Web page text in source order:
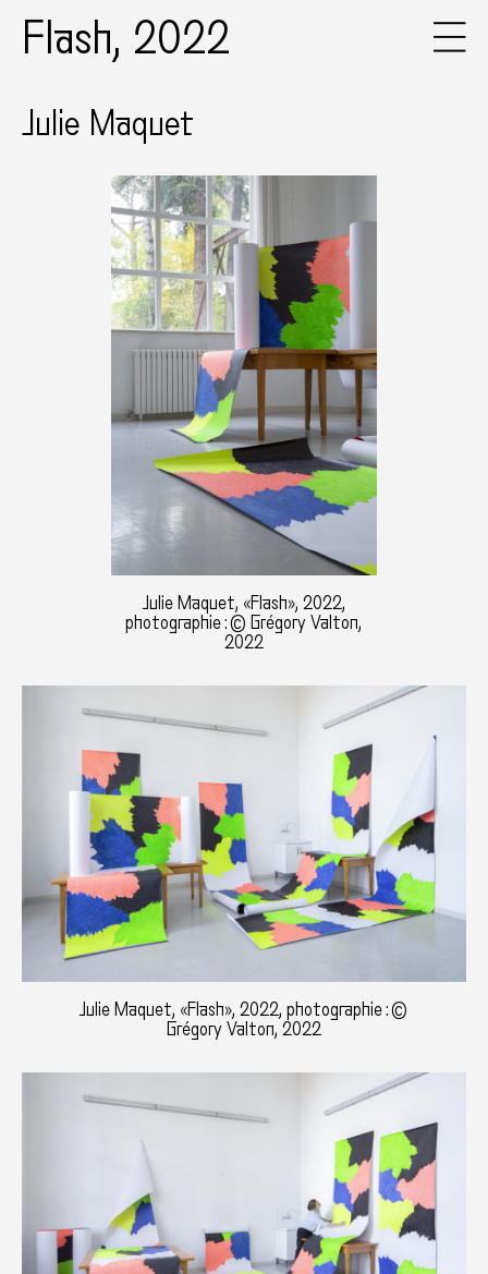
Flash, 2022
Julie Maquet
Julie Maquet, «Flash», 2022,
photographie : © Grégory Valton,
2022
Julie Maquet, «Flash», 2022, photographie : ©
Grégory Valton, 2022